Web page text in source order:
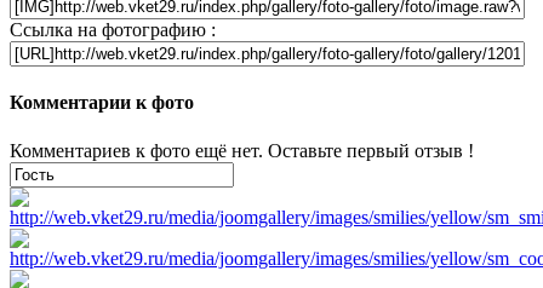
Ссылка на фотографию :
Комментарии к фото
Комментариев к фото ещё нет. Оставьте первый отзыв !